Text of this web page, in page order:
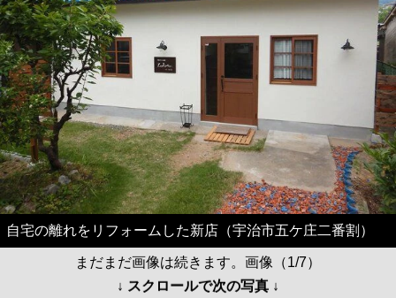
自宅の離れをリフォームした新店（宇治市五ケ庄二番割）
まだまだ画像は続きます。画像（1/7）
↓ スクロールで次の写真 ↓